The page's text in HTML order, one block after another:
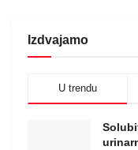
Izdvajamo
U trendu